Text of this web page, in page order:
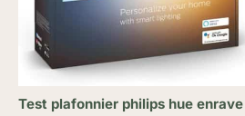
Test plafonnier philips hue